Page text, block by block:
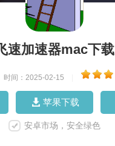
飞速加速器mac下载
时间：2025-02-15
苹果下载
安卓市场，安全绿色